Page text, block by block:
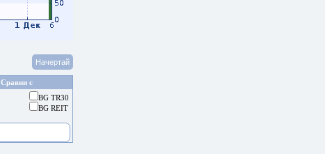
Сравни с
BG TR30
BG REIT